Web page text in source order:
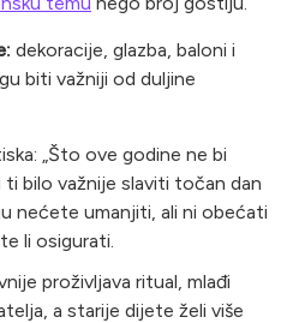
dekoracije, glazba, baloni i
biti važniji od duljine
„Što ove godine ne bi
bilo važnije slaviti točan dan
nećete umanjiti, ali ni obećati
li osigurati.
proživljava ritual, mlađi
a starije dijete želi više